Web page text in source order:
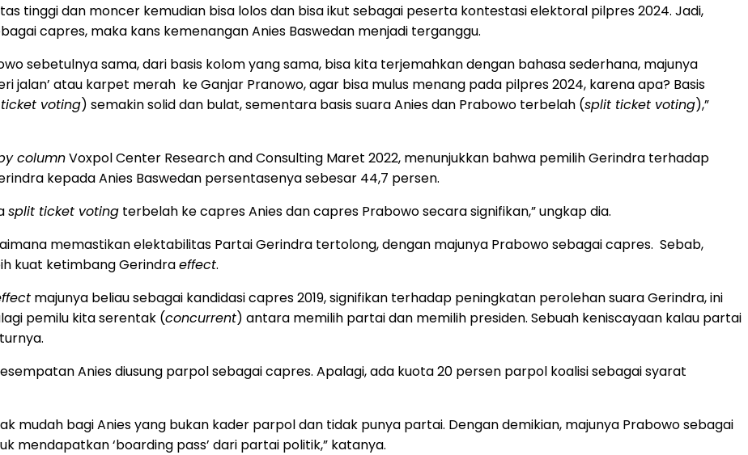
tinggi dan moncer kemudian bisa lolos dan bisa ikut sebagai peserta kontestasi elektoral pilpres 2024. Jadi,
capres, maka kans kemenangan Anies Baswedan menjadi terganggu.
sebetulnya sama, dari basis kolom yang sama, bisa kita terjemahkan dengan bahasa sederhana, majunya
jalan’ atau karpet merah ke Ganjar Pranowo, agar bisa mulus menang pada pilpres 2024, karena apa? Basis
voting) semakin solid dan bulat, sementara basis suara Anies dan Prabowo terbelah (split ticket voting),”
columnVoxpol Center Research and Consulting Maret 2022, menunjukkan bahwa pemilih Gerindra terhadap
kepada Anies Baswedan persentasenya sebesar 44,7 persen.
split ticket voting terbelah ke capres Anies dan capres Prabowo secara signifikan,” ungkap dia.
memastikan elektabilitas Partai Gerindra tertolong, dengan majunya Prabowo sebagai capres. Sebab,
kuat ketimbang Gerindraeffect.
majunya beliau sebagai kandidasi capres 2019, signifikan terhadap peningkatan perolehan suara Gerindra, ini
pemilu kita serentak (concurrent) antara memilih partai dan memilih presiden. Sebuah keniscayaan kalau partai
Anies diusung parpol sebagai capres. Apalagi, ada kuota 20 persen parpol koalisi sebagai syarat
mudah bagi Anies yang bukan kader parpol dan tidak punya partai. Dengan demikian, majunya Prabowo sebagai
mendapatkan ‘boarding pass’ dari partai politik,” katanya.